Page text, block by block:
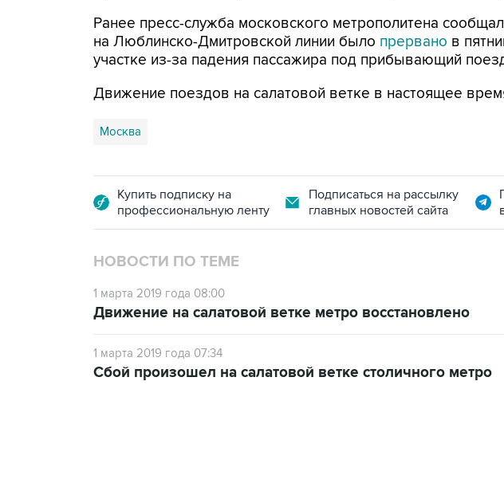
Ранее пресс-служба московского метрополитена
на Люблинско-Дмитровской линии было прервано в
участке из-за падения пассажира под прибывающий
Движение поездов на салатовой ветке в настоящее
Москва
Купить подписку на
профессиональную ленту
Подписаться на рассылку
главных новостей сайта
НОВОСТИ ПО ТЕМЕ
1 марта 2019 года 08:00
Движение на салатовой ветке метро восстановлено
1 марта 2019 года 07:34
Сбой произошел на салатовой ветке столичного метро